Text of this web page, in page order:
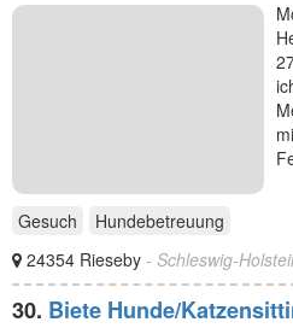
Gesuch
Hundebetreuung
24354 Rieseby - Schleswig-
30. Biete Hunde/